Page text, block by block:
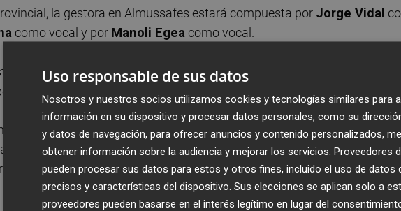
la gestora en Almussafes estará compuesta por Jorge Vidal
como vocal y por Manoli Egea como vocal.
propuesta por la dirección provincial, será comunicada a la comisión
contar con la aprobación de la dirección federal del Partido Socialista.
de militancia y de sus cargos orgánicos en el PSPV al trascender
y laboral, aunque se mantiene como primer edil. Los socialistas
el acta de alcalde, como ha reiterado este jueves su secretaria
Uso responsable de sus datos
Nosotros y nuestros socios utilizamos cookies y tecnologías similares para
información en su dispositivo y procesar datos personales, como su
y datos de navegación, para ofrecer anuncios y contenido personalizados,
obtener información sobre la audiencia y mejorar los servicios. Proveedores
pueden procesar sus datos para estos y otros fines, incluido el uso de datos
precisos y características del dispositivo. Sus elecciones se aplican solo a
proveedores pueden basarse en el interés legítimo en lugar del